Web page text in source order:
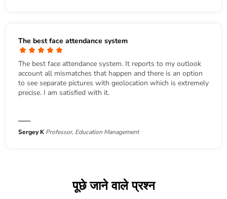
The best face attendance system
The best face attendance system. It reports to my outlook
account all mismatches that happen and there is an option
to see separate pictures with geolocation which is extremely
precise. I am satisfied with it.
Sergey K Professor, Education Management
पूछे जाने वाले प्रश्न